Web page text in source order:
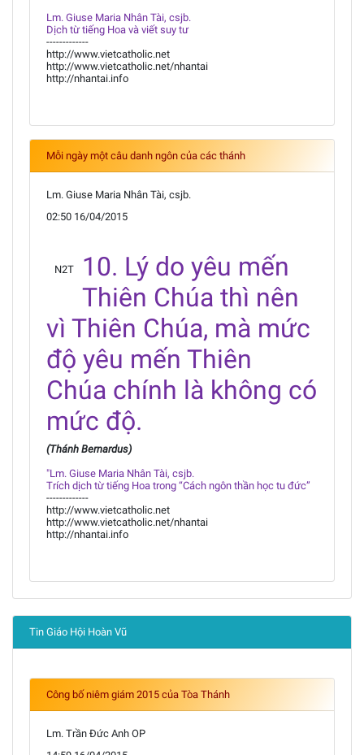
Lm. Giuse Maria Nhân Tài, csjb.
Dịch từ tiếng Hoa và viết suy tư
-------------
http://www.vietcatholic.net
http://www.vietcatholic.net/nhantai
http://nhantai.info
Mỗi ngày một câu danh ngôn của các thánh
Lm. Giuse Maria Nhân Tài, csjb.
02:50 16/04/2015
N2T
10. Lý do yêu mến
Thiên Chúa thì nên
vì Thiên Chúa, mà mức
độ yêu mến Thiên
Chúa chính là không có
mức độ.
(Thánh Bernardus)
"Lm. Giuse Maria Nhân Tài, csjb.
Trích dịch từ tiếng Hoa trong “Cách ngôn thần học tu đức”
-------------
http://www.vietcatholic.net
http://www.vietcatholic.net/nhantai
http://nhantai.info
Tin Giáo Hội Hoàn Vũ
Công bố niêm giám 2015 của Tòa Thánh
Lm. Trần Đức Anh OP